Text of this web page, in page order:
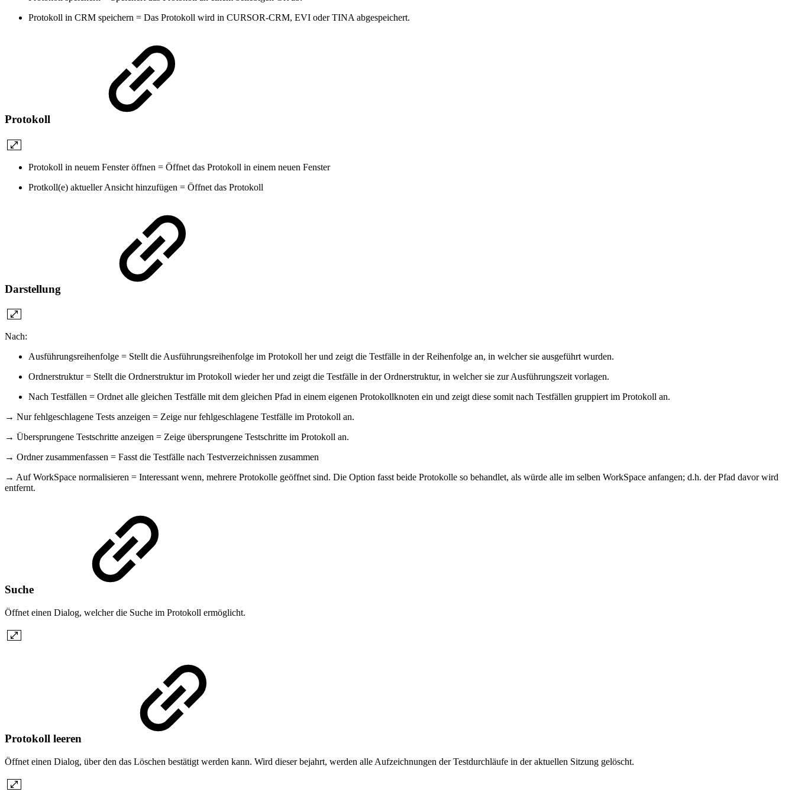
Protokoll in CRM speichern = Das Protokoll wird in CURSOR-CRM, EVI oder TINA abgespeichert.
Protokoll
Protokoll in neuem Fenster öffnen = Öffnet das Protokoll in einem neuen Fenster
Protkoll(e) aktueller Ansicht hinzufügen = Öffnet das Protokoll
Darstellung
Nach:
Ausführungsreihenfolge = Stellt die Ausführungsreihenfolge im Protokoll her und zeigt die Testfälle in der Reihenfolge an, in welcher sie ausgeführt wurden.
Ordnerstruktur = Stellt die Ordnerstruktur im Protokoll wieder her und zeigt die Testfälle in der Ordnerstruktur, in welcher sie zur Ausführungszeit vorlagen.
Nach Testfällen = Ordnet alle gleichen Testfälle mit dem gleichen Pfad in einem eigenen Protokollknoten ein und zeigt diese somit nach Testfällen gruppiert im Protokoll an.
→ Nur fehlgeschlagene Tests anzeigen = Zeige nur fehlgeschlagene Testfälle im Protokoll an.
→ Übersprungene Testschritte anzeigen = Zeige übersprungene Testschritte im Protokoll an.
→ Ordner zusammenfassen = Fasst die Testfälle nach Testverzeichnissen zusammen
→ Auf WorkSpace normalisieren = Interessant wenn, mehrere Protokolle geöffnet sind. Die Option fasst beide Protokolle so behandlet, als würde alle im selben WorkSpace anfangen; d.h. der Pfad davor wird
entfernt.
Suche
Öffnet einen Dialog, welcher die Suche im Protokoll ermöglicht.
Protokoll leeren
Öffnet einen Dialog, über den das Löschen bestätigt werden kann. Wird dieser bejahrt, werden alle Aufzeichnungen der Testdurchläufe in der aktuellen Sitzung gelöscht.